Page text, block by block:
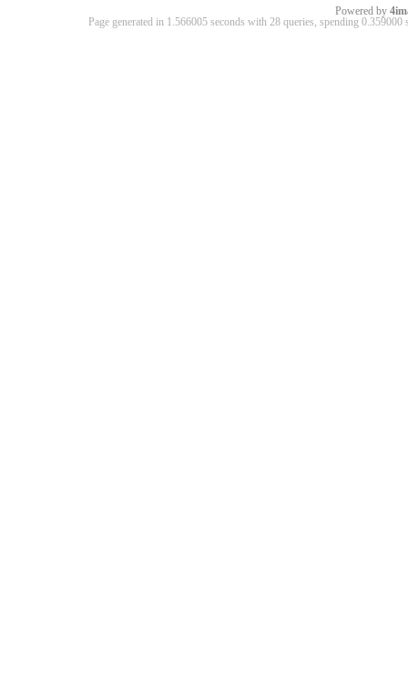
Powered by
Page generated in 1.566005 seconds with 28 queries, spending